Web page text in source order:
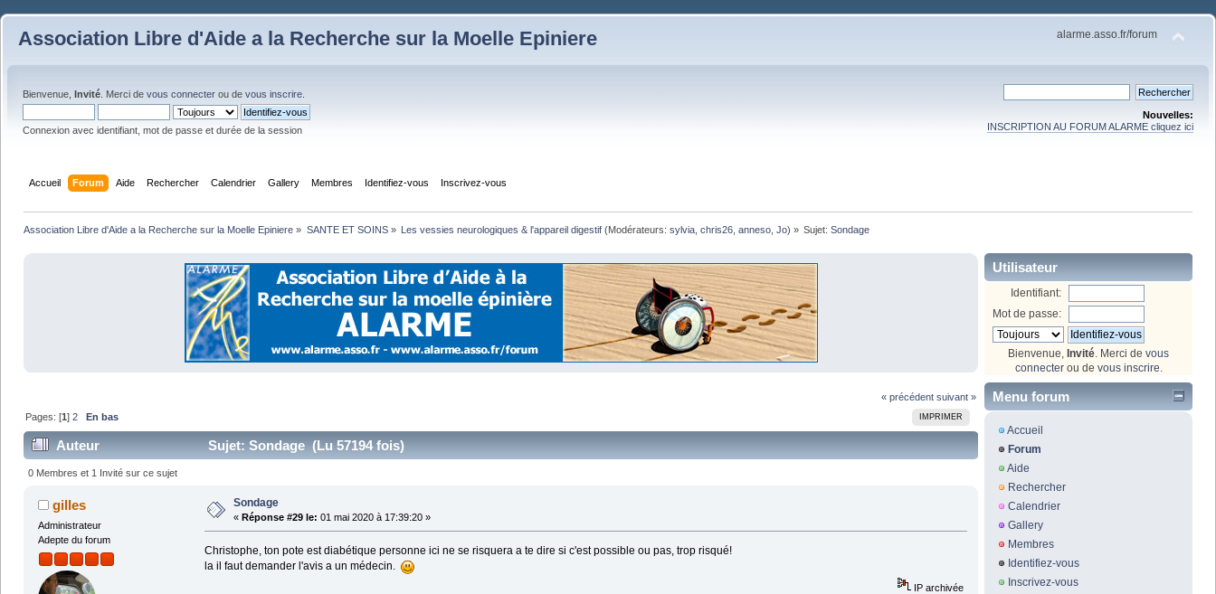
Association Libre d'Aide a la Recherche sur la Moelle Epiniere alarme.asso.fr/forum
Bienvenue, Invité . Merci de vous connecter ou de vous inscrire
Connexion avec identifiant, mot de passe et durée de la session
Nouvelles:
INSCRIPTION AU FORUM ALARME cliquez ici
Accueil Forum Aide Rechercher Calendrier Gallery Membres Identifiez-vous Inscrivez-vous
Association Libre d'Aide a la Recherche sur la Moelle Epiniere » SANTE ET SOINS» Les vessies neurologiques & l'appareil digestif(Modérateurs: sylvia, chris26, anneso, Jo) » Sujet:Sondage
« précédent suivant »
IMPRIMER
Pages: [1]2 En bas
Auteur Sujet: Sondage (Lu 57194 fois)
0 Membres et 1 Invité sur ce sujet
gilles
Administrateur
Adepte du forum
Sondage
« Réponse #29 le: 01 mai 2020 à 17:39:20 »
Christophe, ton pote est diabétique personne ici ne se risquera a te dire si c'est possible ou pas, trop risqué!
la il faut demander l'avis a un médecin.
IP archivée
Utilisateur
Identifiant:
Mot de passe:
Bienvenue, Invité . Merci de vous
connecterou de vous inscrire
Menu forum
Accueil
Forum
Aide
Rechercher
Calendrier
Gallery
Membres
Identifiez-vous
Inscrivez-vous